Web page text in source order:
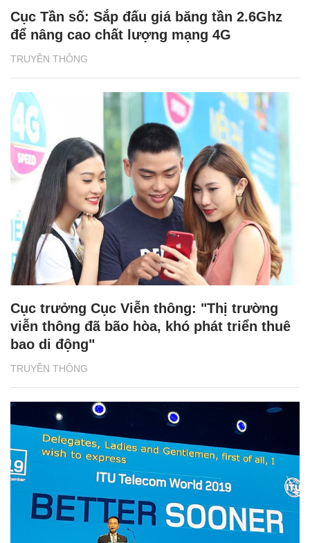
TRUYỀN THÔNG
Cục Tần số: Sắp đấu giá băng tần 2.6Ghz
để nâng cao chất lượng mạng 4G
TRUYỀN THÔNG
Cục trưởng Cục Viễn thông: "Thị trường
viễn thông đã bão hòa, khó phát triển thuê
bao di động"